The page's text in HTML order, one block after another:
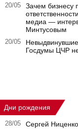
20/05
Зачем бизнесу
медиа —
Минтусовым
20/05
Госдумы ЦЧР
Дни рождения
28/05 Сергей